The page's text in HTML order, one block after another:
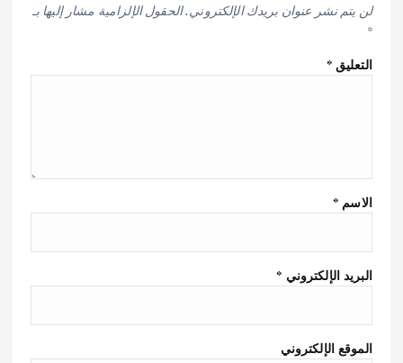
لن يتم نشر عنوان بريدك الإلكتروني.الحقول الإلزامية مشار إليها بـ
*
التعليق*
الاسم *
البريد الإلكتروني *
الموقع الإلكتروني